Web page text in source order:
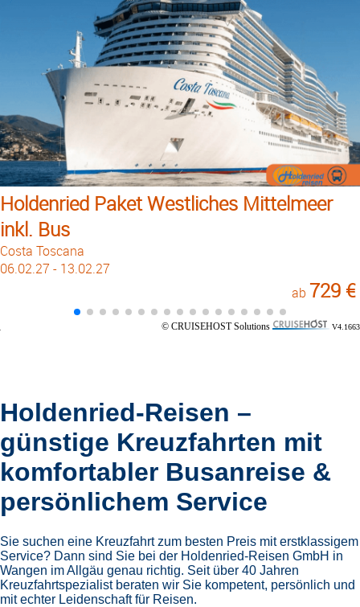
Holdenried Paket Westliches Mittelmeer
inkl. Bus
Costa Toscana
06.02.27 - 13.02.27
ab 729 €
© CRUISEHOST Solutions V4.1663
Holdenried-Reisen –
günstige Kreuzfahrten mit
komfortabler Busanreise &
persönlichem Service
Sie suchen eine Kreuzfahrt zum besten Preis mit erstklassigem
Service? Dann sind Sie bei der Holdenried-Reisen GmbH in
Wangen im Allgäu genau richtig. Seit über 40 Jahren
Kreuzfahrtspezialist beraten wir Sie kompetent, persönlich und
mit echter Leidenschaft für Reisen.